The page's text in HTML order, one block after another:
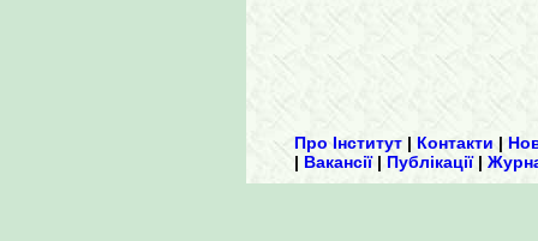
Про Інститут | Контакти |
| Вакансії| Публікації|